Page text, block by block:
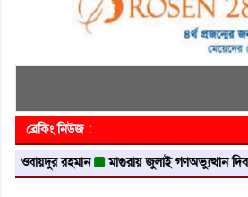
ব্রেকিং নিউজ :
রহমান মাগুরায় জুলাই গণঅভ্যুত্থান দিবস উপলক্ষে